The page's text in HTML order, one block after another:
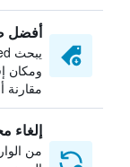
أفضل
ومكان
مقارنة
إلغاء
من